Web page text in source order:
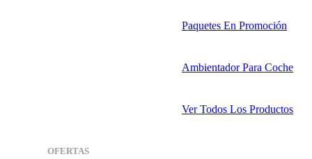
Paquetes En Promoción
Ambientador Para Coche
Ver Todos Los Productos
OFERTAS